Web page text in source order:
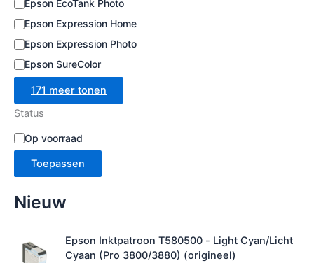
Epson EcoTank Photo
Epson Expression Home
Epson Expression Photo
Epson SureColor
171 meer tonen
Status
B
e
c
i
Op voorraad
Toepassen
Nieuw
Epson Inktpatroon T580500 - Light Cyan/Licht
Cyaan (Pro 3800/3880) (origineel)